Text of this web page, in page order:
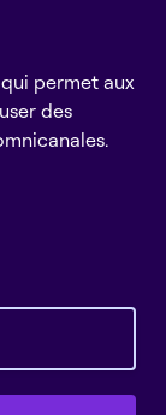
permet aux
des